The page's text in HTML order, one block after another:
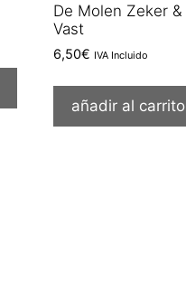
De Molen Zeker &
Vast
6,50€ IVA Incluido
añadir al carrito